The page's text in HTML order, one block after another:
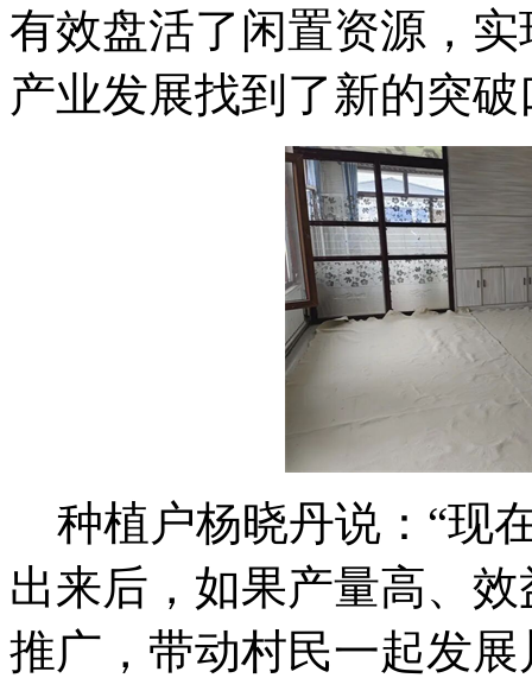
有效盘活了闲置资源，
产业发展找到了新的突破
种植户杨晓丹说：“现
出来后，如果产量高、
推广，带动村民一起发展